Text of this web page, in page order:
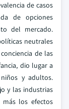
de casos
de opciones
del mercado.
neutrales
de las
dio lugar a
y adultos.
y las industrias
los efectos